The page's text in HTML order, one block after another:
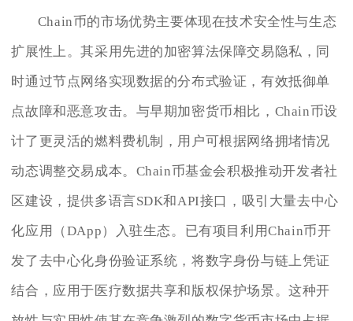
Chain币的市场优势主要体现在技术安全性与生态
扩展性上。其采用先进的加密算法保障交易隐私，同
时通过节点网络实现数据的分布式验证，有效抵御单
点故障和恶意攻击。与早期加密货币相比，Chain币设
计了更灵活的燃料费机制，用户可根据网络拥堵情况
动态调整交易成本。Chain币基金会积极推动开发者社
区建设，提供多语言SDK和API接口，吸引大量去中心
化应用（DApp）入驻生态。已有项目利用Chain币开
发了去中心化身份验证系统，将数字身份与链上凭证
结合，应用于医疗数据共享和版权保护场景。这种开